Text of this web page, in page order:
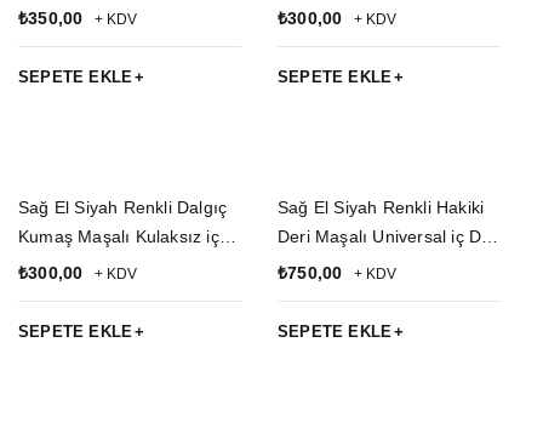
Airsoft Palaskaya Kemere
Kılıfı
₺350,00 + KDV
SEPETE EKLE
Taşıma Airsoft Silah Kılıfı
₺300,00 + KDV
SEPETE EKLE
Sağ El Siyah Renkli Dalgıç
Kumaş Maşalı Kulaksız iç
Taşıma Airsoft Silah Kılıfı
₺300,00 + KDV
SEPETE EKLE
Sağ El Siyah Renkli Hakiki
Deri Maşalı Universal iç Dış
Taşıma Tam model
Geçirmeli Silah Kılıfı
₺750,00 + KDV
SEPETE EKLE